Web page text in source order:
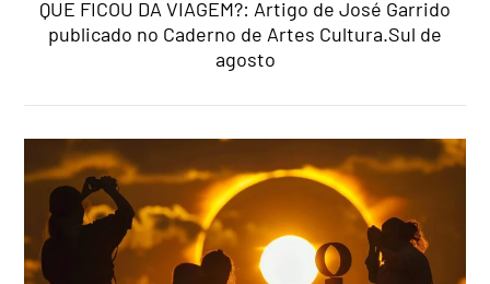
QUE FICOU DA VIAGEM?: Artigo de José Garrido
publicado no Caderno de Artes Cultura.Sul de
agosto